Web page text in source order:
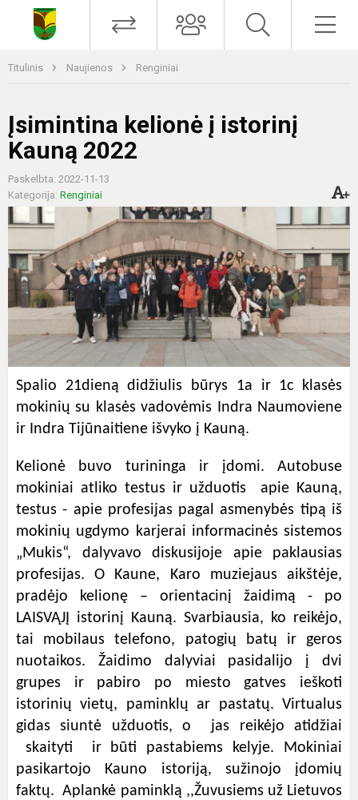
Titulinis Naujienos Renginiai
Įsimintina kelionė į istorinį
Kauną 2022
Paskelbta: 2022-11-13
Kategorija: Renginiai
Spalio 21dieną didžiulis būrys 1a ir 1c klasės
mokinių su klasės vadovėmis Indra Naumoviene
ir Indra Tijūnaitiene išvyko į Kauną.
Kelionė buvo turininga ir įdomi. Autobuse
mokiniai atliko testus ir užduotis apie Kauną,
testus - apie profesijas pagal asmenybės tipą iš
mokinių ugdymo karjerai informacinės sistemos
„Mukis“, dalyvavo diskusijoje apie paklausias
profesijas. O Kaune, Karo muziejaus aikštėje,
pradėjo kelionę – orientacinį žaidimą - po
LAISVĄJĮ istorinį Kauną. Svarbiausia, ko reikėjo,
tai mobilaus telefono, patogių batų ir geros
nuotaikos. Žaidimo dalyviai pasidalijo į dvi
grupes ir pabiro po miesto gatves ieškoti
istorinių vietų, paminklų ar pastatų. Virtualus
gidas siuntė užduotis, o jas reikėjo atidžiai
skaityti ir būti pastabiems kelyje. Mokiniai
pasikartojo Kauno istoriją, sužinojo įdomių
faktų. Aplankė paminklą ,,Žuvusiems už Lietuvos